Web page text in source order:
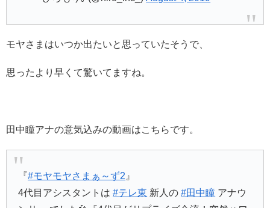
モヤさまはいつか出たいと思っていたそうで、
思ったより早くて驚いてますね。
田中瞳アナの意気込みの動画はこちらです。
『#モヤモヤさまぁ～ず2 』
4代目アシスタントは#テレ東 新人の#田中瞳 アナウ